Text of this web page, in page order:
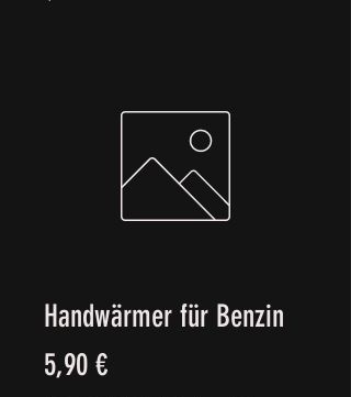
Handwärmer für Benzin
5,90 €Precio